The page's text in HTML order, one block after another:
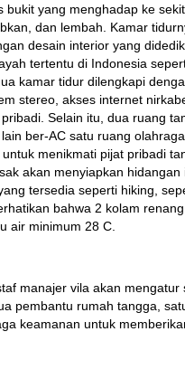
bukit yang menghadap ke
dan lembah. Kamar
desain interior yang
tertentu di Indonesia
kamar tidur dilengkapi
stereo, akses internet
Selain itu, dua ruang
ber-AC satu ruang
menikmati pijat pribadi
akan menyiapkan
tersedia seperti hiking,
bahwa 2 kolam
air minimum 28 C.
manajer vila akan
pembantu rumah tangga,
keamanan untuk